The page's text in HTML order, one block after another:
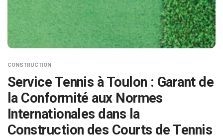
CONSTRUCTION
Service Tennis à Toulon : Garant de
la Conformité aux Normes
Internationales dans la
Construction des Courts de Tennis